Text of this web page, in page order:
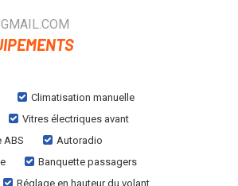
Climatisation manuelle
Vitres électriques avant
ABS
Autoradio
Banquette passagers
Réglage en hauteur du volant